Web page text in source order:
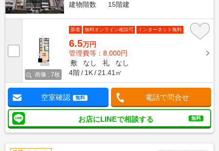
建物階数
15階建
画像 : 7枚
新着 無料オンライン相談可 インターネット無料
6.5万円
管理費等：8,000円
敷
なし 礼
なし
4階
1K 21.41㎡
空室確認 無料 電話で問合せ
お店にLINEで相談する 無料